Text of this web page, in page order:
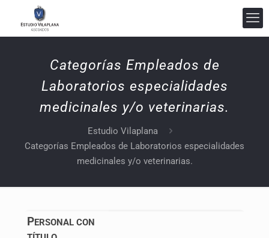
Categorías Empleados de
Laboratorios especialidades
medicinales y/o veterinarias.
Estudio Vilaplana
Categorías Empleados de Laboratorios especialidades
medicinales y/o veterinarias.
PERSONAL CON
En línea